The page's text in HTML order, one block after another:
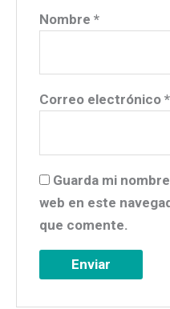
Nombre*
Correo electrónico*
Guarda mi
web en este
que comente.